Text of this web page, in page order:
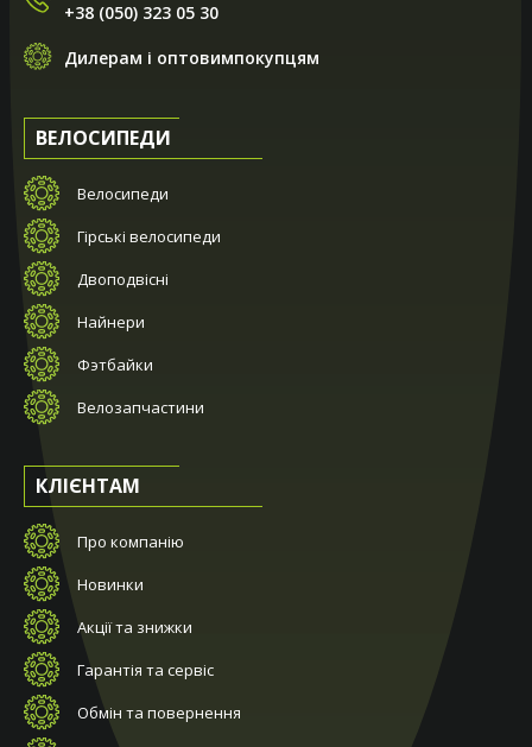
+38 (050) 323 05 30
Дилерам і оптовимпокупцям
ВЕЛОСИПЕДИ
Велосипеди
Гірські велосипеди
Двоподвісні
Найнери
Фэтбайки
Велозапчастини
КЛІЄНТАМ
Про компанію
Новинки
Акції та знижки
Гарантія та сервіс
Обмін та повернення